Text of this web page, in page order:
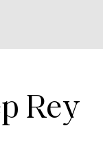
Rey